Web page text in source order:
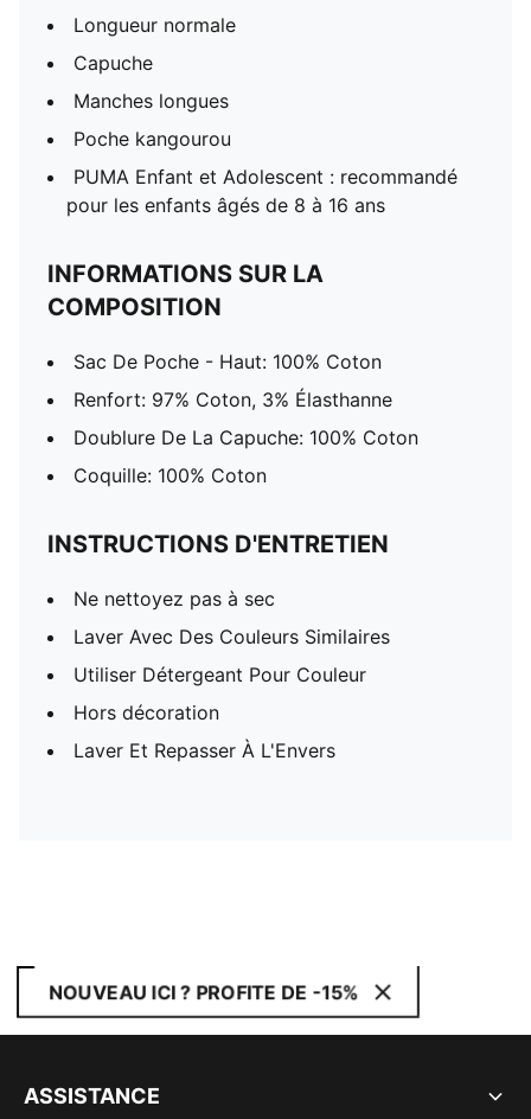
Longueur normale
Capuche
Manches longues
Poche kangourou
PUMA Enfant et Adolescent : recommandé
pour les enfants âgés de 8 à 16 ans
INFORMATIONS SUR LA
COMPOSITION
Sac De Poche - Haut: 100% Coton
Renfort: 97% Coton, 3% Élasthanne
Doublure De La Capuche: 100% Coton
Coquille: 100% Coton
INSTRUCTIONS D'ENTRETIEN
Ne nettoyez pas à sec
Laver Avec Des Couleurs Similaires
Utiliser Détergeant Pour Couleur
Hors décoration
Laver Et Repasser À L'Envers
NOUVEAU ICI ? PROFITE DE -15%
ASSISTANCE